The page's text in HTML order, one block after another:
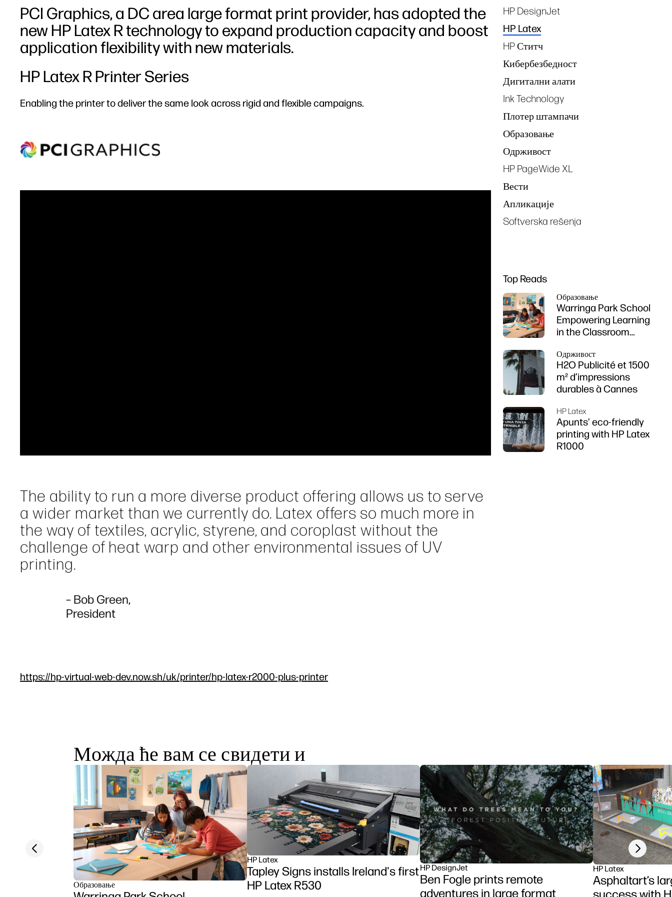
PCI Graphics, a DC area large format print provider, has adopted the
new HP Latex R technology to expand production capacity and boost
application flexibility with new materials.
HP Latex R Printer Series
Enabling the printer to deliver the same look across rigid and flexible campaigns.
The ability to run a more diverse product offering allows us to serve
a wider market than we currently do. Latex offers so much more in
the way of textiles, acrylic, styrene, and coroplast without the
challenge of heat warp and other environmental issues of UV
printing.
– Bob Green,
President
https://hp-virtual-web-dev.now.sh/uk/printer/hp-latex-r2000-plus-printer
Tags
HP DesignJet
HP Latex
HP Ститч
Кибербезбедност
Дигитални алати
Ink Technology
Плотер штампачи
Образовање
Одрживост
HP PageWide XL
Вести
Апликације
Softverska rešenja
Top Reads
Образовање
Warringa Park School
Empowering Learning
in the Classroom
Z6 series printer
Одрживост
H2O Publicité et 1500
m² d’impressions
durables à Cannes
HP Latex
Apunts’ eco-friendly
printing with HP Latex
R1000
Можда ће вам се свидети и
Образовање
HP Latex
Tapley Signs installs Ireland's first
HP Latex R530
HP DesignJet
Ben Fogle prints remote
adventures in large format
HP Latex
Asphaltart’s
success with
Previous slide Next slide